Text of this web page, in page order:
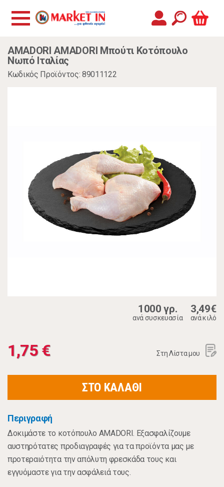
AMADORI AMADORI Μπούτι Κοτόπουλο
Νωπό Ιταλίας
Κωδικός Προϊόντος: 89011122
1000 γρ.
ανά συσκευασία
3,49€
ανά κιλό
1,75 € Στη Λίστα μου
ΣΤΟ ΚΑΛΑΘΙ
Περιγραφή
Δοκιμάστε το κοτόπουλο AMADORI. Εξασφαλίζουμε
αυστηρότατες προδιαγραφές για τα προϊόντα μας με
προτεραιότητα την απόλυτη φρεσκάδα τους και
εγγυόμαστε για την ασφάλειά τους.